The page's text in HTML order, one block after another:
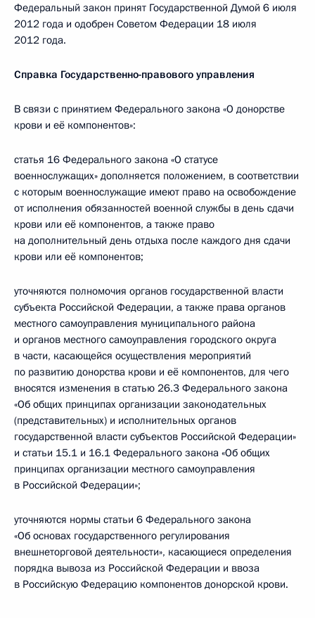
Федеральный закон принят Государственной Думой 6 июля
2012 года и одобрен Советом Федерации 18 июля
2012 года.
Справка Государственно-правового управления
В связи с принятием Федерального закона «О донорстве
крови и её компонентов»:
статья 16 Федерального закона «О статусе
военнослужащих» дополняется положением, в соответствии
с которым военнослужащие имеют право на освобождение
от исполнения обязанностей военной службы в день сдачи
крови или её компонентов, а также право
на дополнительный день отдыха после каждого дня сдачи
крови или её компонентов;
уточняются полномочия органов государственной власти
субъекта Российской Федерации, а также права органов
местного самоуправления муниципального района
и органов местного самоуправления городского округа
в части, касающейся осуществления мероприятий
по развитию донорства крови и её компонентов, для чего
вносятся изменения в статью 26.3 Федерального закона
«Об общих принципах организации законодательных
(представительных) и исполнительных органов
государственной власти субъектов Российской Федерации»
и статьи 15.1 и 16.1 Федерального закона «Об общих
принципах организации местного самоуправления
в Российской Федерации»;
уточняются нормы статьи 6 Федерального закона
«Об основах государственного регулирования
внешнеторговой деятельности», касающиеся определения
порядка вывоза из Российской Федерации и ввоза
в Российскую Федерацию компонентов донорской крови.